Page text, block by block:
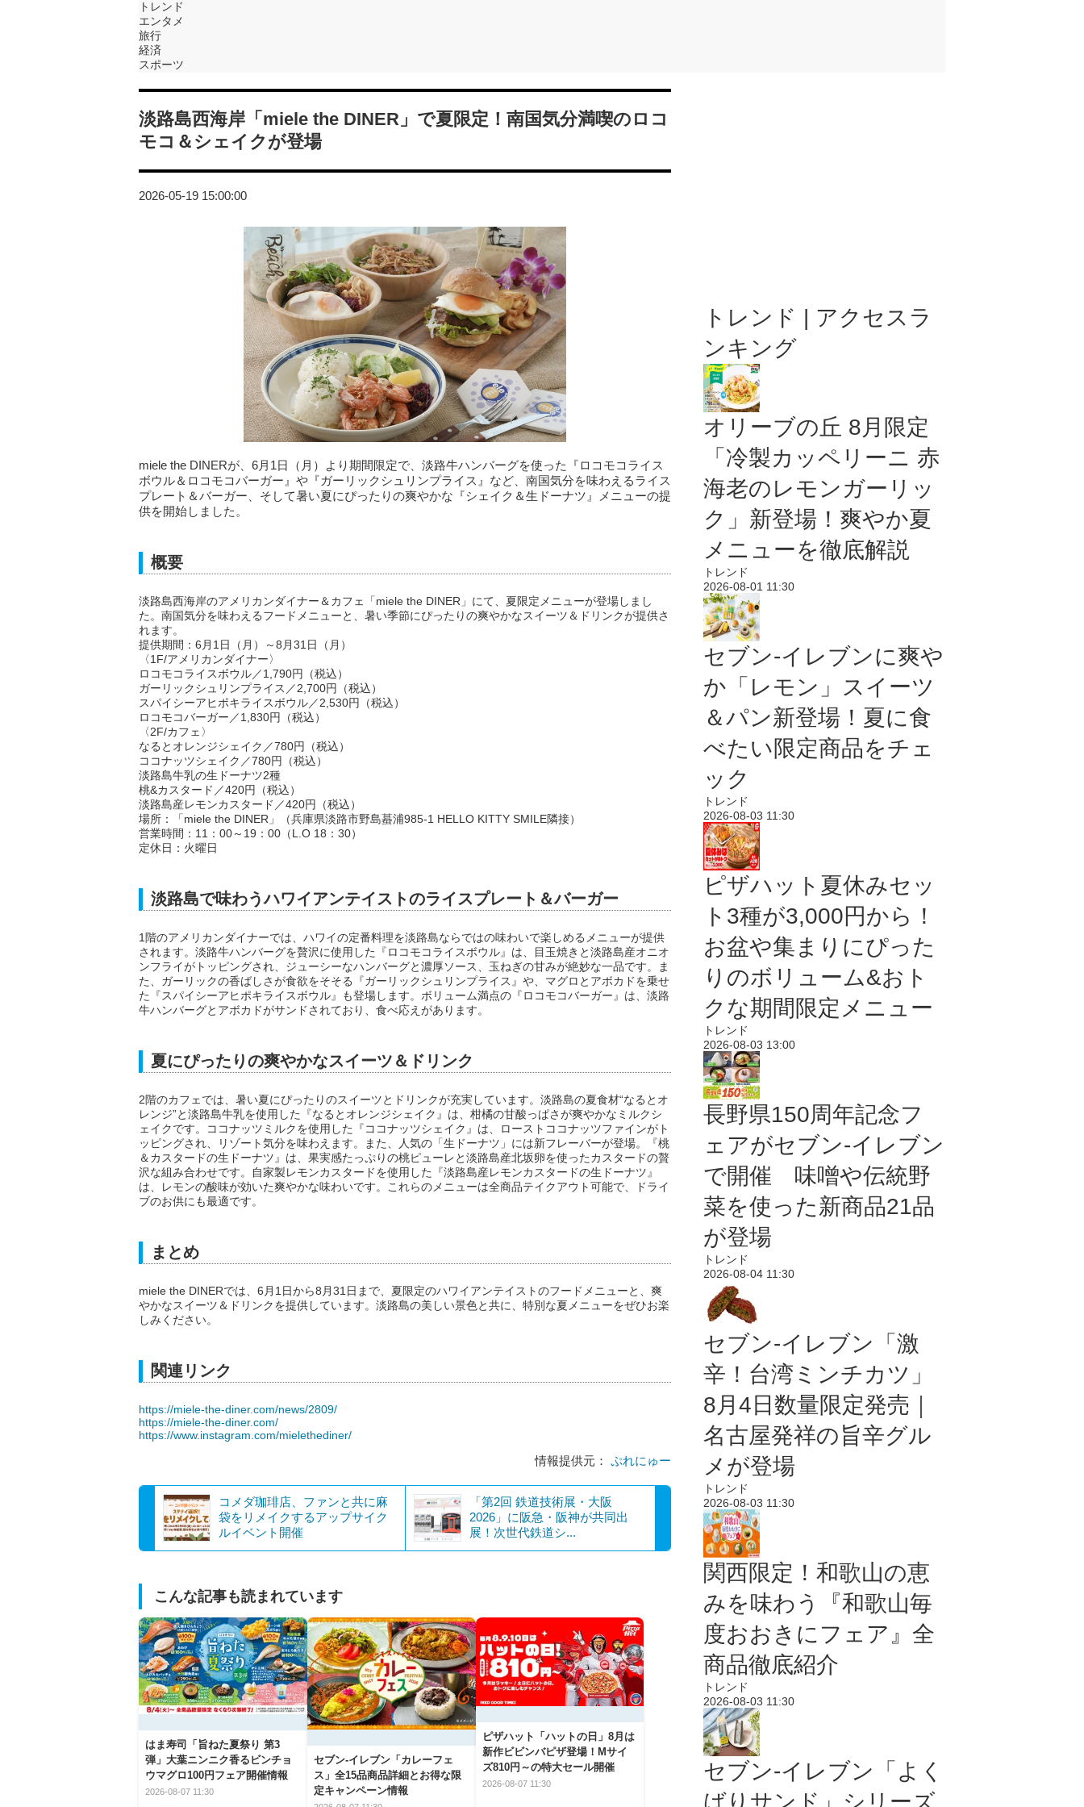
トレンド
エンタメ
旅行
経済
スポーツ
淡路島西海岸「miele the DINER」で夏限定！南国気分満喫のロコ
モコ＆シェイクが登場
2026-05-19 15:00:00
miele the DINERが、6月1日（月）より期間限定で、淡路牛ハンバーグを使った『ロコモコライス
ボウル＆ロコモコバーガー』や『ガーリックシュリンプライス』など、南国気分を味わえるライス
プレート＆バーガー、そして暑い夏にぴったりの爽やかな『シェイク＆生ドーナツ』メニューの提
供を開始しました。
概要
淡路島西海岸のアメリカンダイナー＆カフェ「miele the DINER」にて、夏限定メニューが登場しまし
た。南国気分を味わえるフードメニューと、暑い季節にぴったりの爽やかなスイーツ＆ドリンクが提供さ
れます。
提供期間：6月1日（月）～8月31日（月）
〈1F/アメリカンダイナー〉
ロコモコライスボウル／1,790円（税込）
ガーリックシュリンプライス／2,700円（税込）
スパイシーアヒポキライスボウル／2,530円（税込）
ロコモコバーガー／1,830円（税込）
〈2F/カフェ〉
なるとオレンジシェイク／780円（税込）
ココナッツシェイク／780円（税込）
淡路島牛乳の生ドーナツ2種
桃&カスタード／420円（税込）
淡路島産レモンカスタード／420円（税込）
場所：「miele the DINER」（兵庫県淡路市野島蟇浦985-1 HELLO KITTY SMILE隣接）
営業時間：11：00～19：00（L.O 18：30）
定休日：火曜日
淡路島で味わうハワイアンテイストのライスプレート＆バーガー
1階のアメリカンダイナーでは、ハワイの定番料理を淡路島ならではの味わいで楽しめるメニューが提供
されます。淡路牛ハンバーグを贅沢に使用した『ロコモコライスボウル』は、目玉焼きと淡路島産オニオ
ンフライがトッピングされ、ジューシーなハンバーグと濃厚ソース、玉ねぎの甘みが絶妙な一品です。ま
た、ガーリックの香ばしさが食欲をそそる『ガーリックシュリンプライス』や、マグロとアボカドを乗せ
た『スパイシーアヒポキライスボウル』も登場します。ボリューム満点の『ロコモコバーガー』は、淡路
牛ハンバーグとアボカドがサンドされており、食べ応えがあります。
夏にぴったりの爽やかなスイーツ＆ドリンク
2階のカフェでは、暑い夏にぴったりのスイーツとドリンクが充実しています。淡路島の夏食材“なるとオ
レンジ”と淡路島牛乳を使用した『なるとオレンジシェイク』は、柑橘の甘酸っぱさが爽やかなミルクシ
ェイクです。ココナッツミルクを使用した『ココナッツシェイク』は、ローストココナッツファインがト
ッピングされ、リゾート気分を味わえます。また、人気の「生ドーナツ」には新フレーバーが登場。『桃
＆カスタードの生ドーナツ』は、果実感たっぷりの桃ピューレと淡路島産北坂卵を使ったカスタードの贅
沢な組み合わせです。自家製レモンカスタードを使用した『淡路島産レモンカスタードの生ドーナツ』
は、レモンの酸味が効いた爽やかな味わいです。これらのメニューは全商品テイクアウト可能で、ドライ
ブのお供にも最適です。
まとめ
miele the DINERでは、6月1日から8月31日まで、夏限定のハワイアンテイストのフードメニューと、爽
やかなスイーツ＆ドリンクを提供しています。淡路島の美しい景色と共に、特別な夏メニューをぜひお楽
しみください。
関連リンク
https://miele-the-diner.com/news/2809/
https://miele-the-diner.com/
https://www.instagram.com/mielethediner/
情報提供元： ぷれにゅー
コメダ珈琲店、ファンと共に麻
袋をリメイクするアップサイク
ルイベント開催
「第2回 鉄道技術展・大阪
2026」に阪急・阪神が共同出
展！次世代鉄道シ...
こんな記事も読まれています
はま寿司「旨ねた夏祭り 第3
弾」大葉ニンニク香るビンチョ
ウマグロ100円フェア開催情報
2026-08-07 11:30
セブン‐イレブン「カレーフェ
ス」全15品商品詳細とお得な限
定キャンペーン情報
ピザハット「ハットの日」8月は
新作ビビンバピザ登場！Mサイ
ズ810円～の特大セール開催
2026-08-07 11:30
トレンド | アクセスラ
ンキング
オリーブの丘 8月限定
「冷製カッペリーニ 赤
海老のレモンガーリッ
ク」新登場！爽やか夏
メニューを徹底解説
トレンド
2026-08-01 11:30
セブン‐イレブンに爽や
か「レモン」スイーツ
＆パン新登場！夏に食
べたい限定商品をチェ
ック
トレンド
2026-08-03 11:30
ピザハット夏休みセッ
ト3種が3,000円から！
お盆や集まりにぴった
りのボリューム&おト
クな期間限定メニュー
トレンド
2026-08-03 13:00
長野県150周年記念フ
ェアがセブン-イレブン
で開催 味噌や伝統野
菜を使った新商品21品
が登場
トレンド
2026-08-04 11:30
セブン-イレブン「激
辛！台湾ミンチカツ」
8月4日数量限定発売｜
名古屋発祥の旨辛グル
メが登場
トレンド
2026-08-03 11:30
関西限定！和歌山の恵
みを味わう『和歌山毎
度おおきにフェア』全
商品徹底紹介
トレンド
2026-08-03 11:30
セブン‐イレブン「よく
ばりサンド」シリーズ